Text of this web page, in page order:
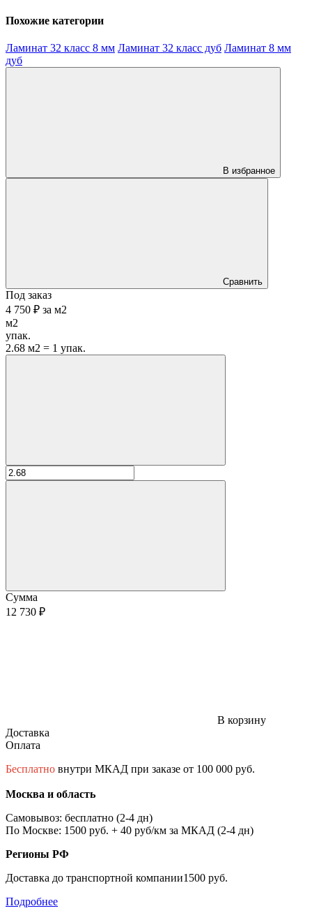
Похожие категории
Ламинат 32 класс 8 мм Ламинат 32 класс дуб Ламинат 8 мм
дуб
В избранное
Сравнить
Под заказ
4 750 ₽ за м2
м2
упак.
2.68 м2 = 1 упак.
Сумма
12 730 ₽
В корзину
Доставка
Оплата
Бесплатно внутри МКАД при заказе от 100 000 руб.
Москва и область
Самовывоз: бесплатно (2-4 дн)
По Москве: 1500 руб. + 40 руб/км за МКАД (2-4 дн)
Регионы РФ
Доставка до транспортной компании1500 руб.
Подробнее